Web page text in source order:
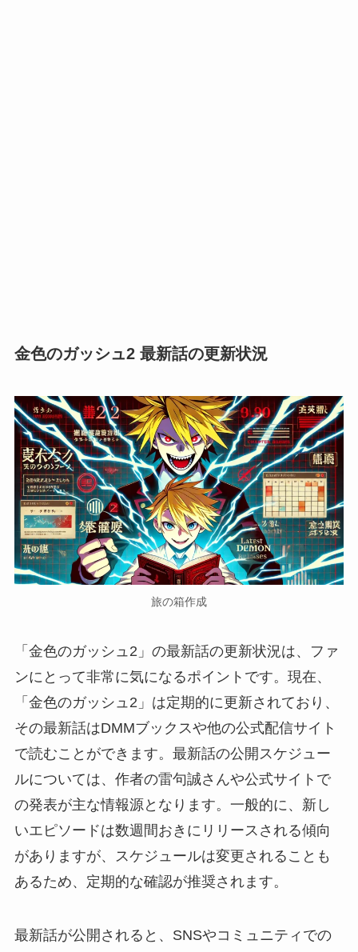
金色のガッシュ2 最新話の更新状況
旅の箱作成
「金色のガッシュ2」の最新話の更新状況は、ファ
ンにとって非常に気になるポイントです。現在、
「金色のガッシュ2」は定期的に更新されており、
その最新話はDMMブックスや他の公式配信サイト
で読むことができます。最新話の公開スケジュー
ルについては、作者の雷句誠さんや公式サイトで
の発表が主な情報源となります。一般的に、新し
いエピソードは数週間おきにリリースされる傾向
がありますが、スケジュールは変更されることも
あるため、定期的な確認が推奨されます。
最新話が公開されると、SNSやコミュニティでの